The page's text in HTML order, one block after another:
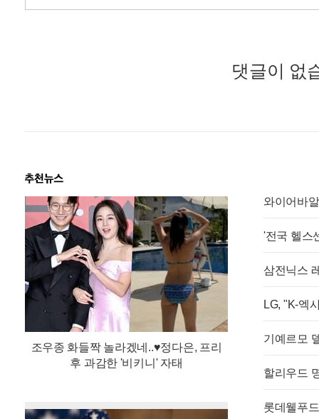
댓글이 없
조우종 화들짝 놀라겠네..♥정다은, 프리
후 과감한 '비키니' 자태
LG, "K-엑
기예르모
할리우드